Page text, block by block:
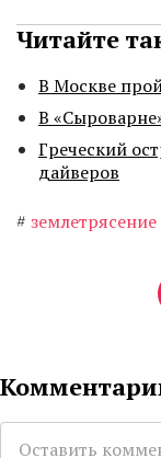
Читайте
В Москве
В
Греческий
дайверов
# землетрясение